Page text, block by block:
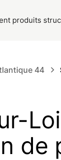
produits
44
de